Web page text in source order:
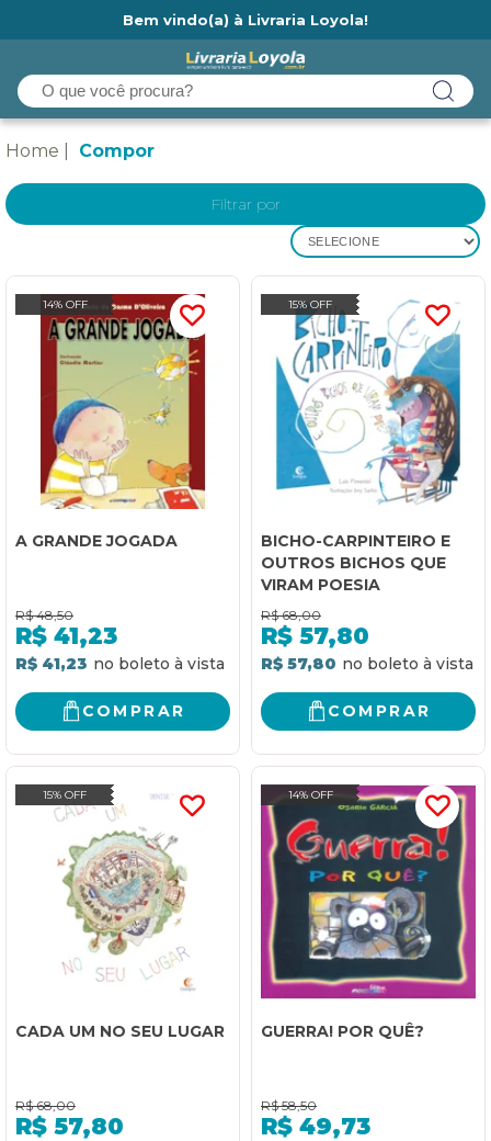
Bem vindo(a) à Livraria Loyola!
Home Compor
Filtrar por
SELECIONE
14% OFF
A GRANDE JOGADA
R$ 48,50
R$ 41,23
R$ 41,23
COMPRAR
15% OFF
BICHO-CARPINTEIRO E
OUTROS BICHOS QUE
VIRAM POESIA
R$ 68,00
R$ 57,80
R$ 57,80
COMPRAR
15% OFF
CADA UM NO SEU LUGAR
R$ 68,00
R$ 57,80
14% OFF
GUERRA! POR QUÊ?
R$ 58,50
R$ 49,73